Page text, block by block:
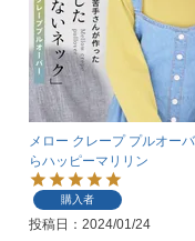
メロー クレープ プルオー
らハッピーマリリン
購入者
投稿日 2024/01/24